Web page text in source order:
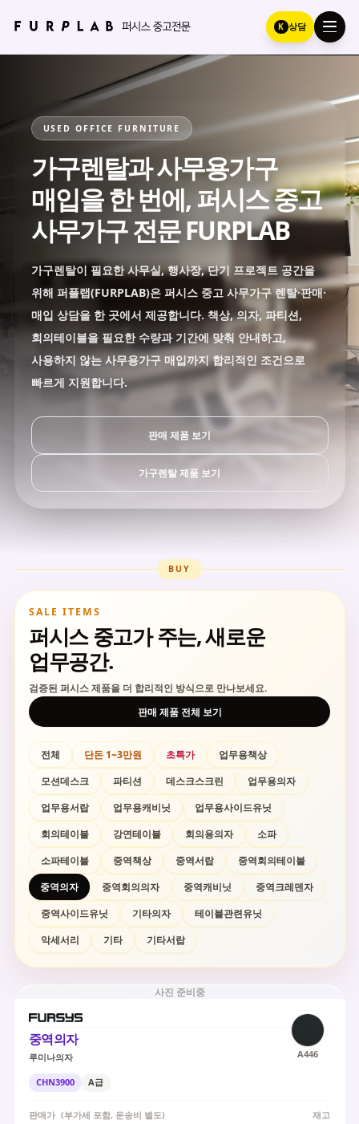
K 상담
USED OFFICE FURNITURE
가구렌탈과 사무용가구
매입을 한 번에, 퍼시스 중고
사무가구 전문 FURPLAB
가구렌탈이 필요한 사무실, 행사장, 단기 프로젝트 공간을
위해 퍼플랩(FURPLAB)은 퍼시스 중고 사무가구 렌탈·판매·
매입 상담을 한 곳에서 제공합니다. 책상, 의자, 파티션,
회의테이블을 필요한 수량과 기간에 맞춰 안내하고,
사용하지 않는 사무용가구 매입까지 합리적인 조건으로
빠르게 지원합니다.
판매 제품 보기
가구렌탈 제품 보기
BUY
SALE ITEMS
퍼시스 중고가 주는, 새로운
업무공간.
검증된 퍼시스 제품을 더 합리적인 방식으로 만나보세요.
판매 제품 전체 보기
전체 단돈 1~3만원 초특가
업무용책상
모션데스크
파티션 데스크스크린
업무용의자
업무용서랍
업무용캐비닛
업무용사이드유닛
회의테이블
강연테이블 회의용의자
소파
소파테이블
중역책상 중역서랍
중역회의테이블
중역의자
중역회의의자 중역캐비닛
중역크레덴자
중역사이드유닛
기타의자
테이블관련유닛
악세서리
기타 기타서랍
사진 준비중
중역의자
루미나의자 A446
CHN3900 A급
판매가 (부가세 포함, 운송비 별도) 재고